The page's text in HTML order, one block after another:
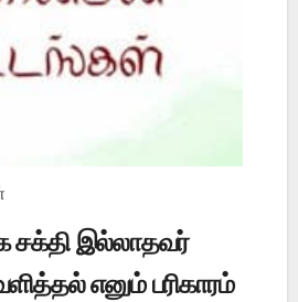
சக்தி இல்லாதவர்
எனும் பரிகாரம்